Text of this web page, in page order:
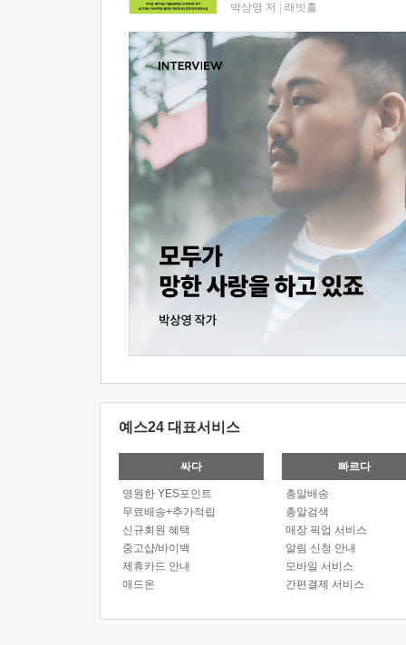
박상영 저 래빗홀
예스24 대표서비스
싸다
영원한 YES포인트
무료배송+추가적립
신규회원 혜택
중고샵/바이백
제휴카드 안내
애드온
빠르다
총알배송
총알검색
매장 픽업 서비스
알림 신청 안내
모바일 서비스
간편결제 서비스